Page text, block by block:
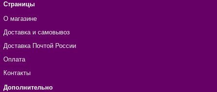
Страницы
О магазине
Доставка и самовывоз
Доставка Почтой России
Оплата
Контакты
Дополнительно